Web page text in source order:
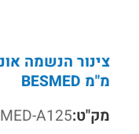
מ"מ BESMED
מק"ט:MED-A125